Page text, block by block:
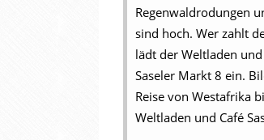
Regenwaldrodungen
sind hoch. Wer zahlt
lädt der Weltladen
Saseler Markt 8 ein.
Reise von Westafrika
Weltladen und Café